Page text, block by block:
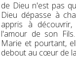
de Dieu n'est pas
Dieu dépasse à
appris à
l'amour de son
Marie et pourtant,
debout au cœur de